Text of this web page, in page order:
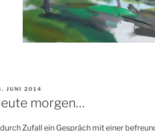
JUNI 2014
morgen…
Zufall ein Gespräch mit einer